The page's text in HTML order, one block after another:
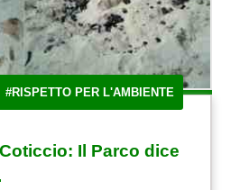
#RISPETTO PER L'AMBIENTE
Il Parco dice